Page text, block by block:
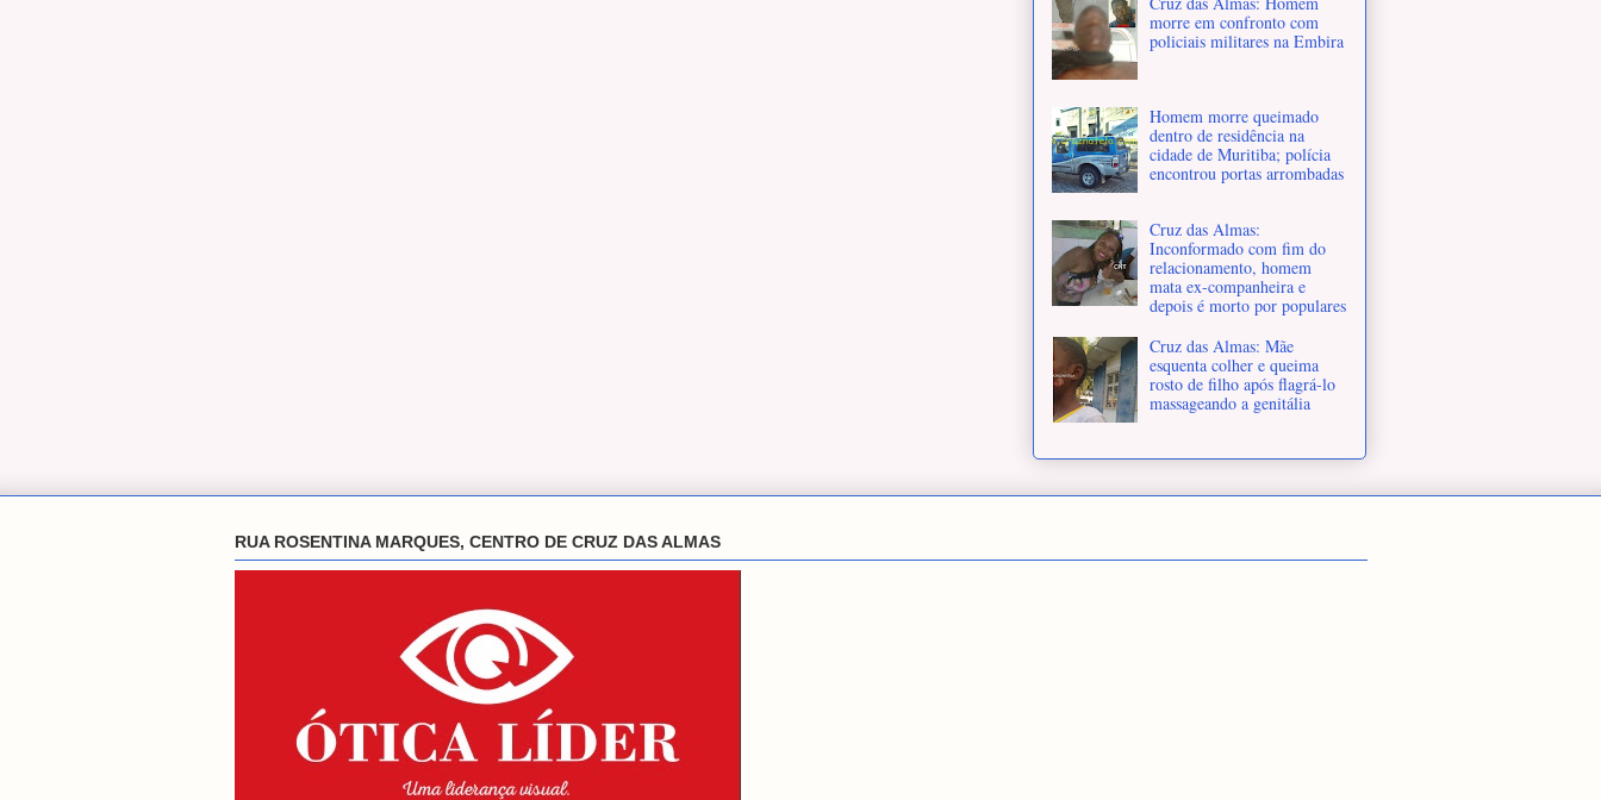
morre em confronto com
policiais militares na Embira
Homem morre queimado
dentro de residência na
cidade de Muritiba; polícia
encontrou portas arrombadas
Cruz das Almas:
Inconformado com fim do
relacionamento, homem
mata ex-companheira e
depois é morto por populares
Cruz das Almas: Mãe
esquenta colher e queima
rosto de filho após flagrá-lo
massageando a genitália
RUA ROSENTINA MARQUES, CENTRO DE CRUZ DAS ALMAS